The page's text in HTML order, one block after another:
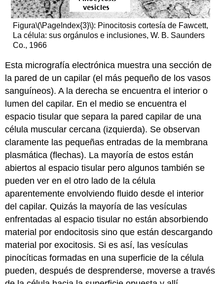
Figura\(\PageIndex{3}\): Pinocitosis cortesía de Fawcett,
La célula: sus orgánulos e inclusiones, W. B. Saunders
Co., 1966
Esta micrografía electrónica muestra una sección de
la pared de un capilar (el más pequeño de los vasos
sanguíneos). A la derecha se encuentra el interior o
lumen del capilar. En el medio se encuentra el
espacio tisular que separa la pared capilar de una
célula muscular cercana (izquierda). Se observan
claramente las pequeñas entradas de la membrana
plasmática (flechas). La mayoría de estos están
abiertos al espacio tisular pero algunos también se
pueden ver en el otro lado de la célula
aparentemente envolviendo fluido desde el interior
del capilar. Quizás la mayoría de las vesículas
enfrentadas al espacio tisular no están absorbiendo
material por endocitosis sino que están descargando
material por exocitosis. Si es así, las vesículas
pinocíticas formadas en una superficie de la célula
pueden, después de desprenderse, moverse a través